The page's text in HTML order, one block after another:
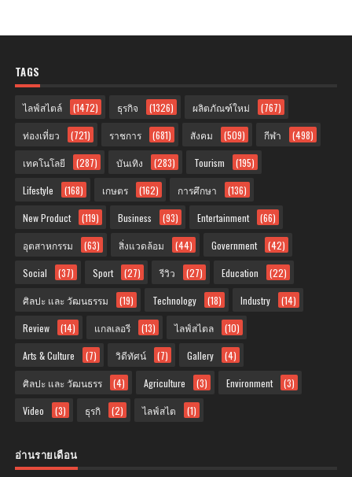
TAGS
ไลฟ์สไตล์ (1472) ธุรกิจ (1326) ผลิตภัณฑ์ใหม่ (767)
ท่องเที่ยว (721) ราชการ (681) สังคม (509) กีฬา (498)
เทคโนโลยี (287) บันเทิง (283) Tourism (195)
Lifestyle (168) เกษตร (162) การศึกษา (136)
New Product (119) Business (93) Entertainment (66)
อุตสาหกรรม (63) สิ่งแวดล้อม (44) Government (42)
Social (37) Sport (27) รีวิว (27) Education (22)
ศิลปะ และ วัฒนธรรม (19) Technology (18) Industry (14)
Review (14) แกลเลอรี (13) ไลฟ์สไตล (10)
Arts & Culture (7) วิดีทัศน์ (7) Gallery (4)
ศิลปะ และ วัฒนธรร (4) Agriculture (3) Environment (3)
Video (3) ธุรกิ (2) ไลฟ์สไต (1)
อ่านรายเดือน